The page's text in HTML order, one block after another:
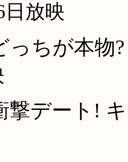
日放映
っちが本物
撃デート!